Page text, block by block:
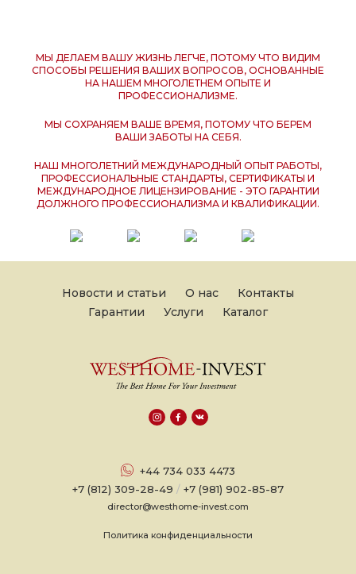
МЫ ДЕЛАЕМ ВАШУ ЖИЗНЬ ЛЕГЧЕ, ПОТОМУ ЧТО ВИДИМ
СПОСОБЫ РЕШЕНИЯ ВАШИХ ВОПРОСОВ, ОСНОВАННЫЕ
НА НАШЕМ МНОГОЛЕТНЕМ ОПЫТЕ И
ПРОФЕССИОНАЛИЗМЕ.
МЫ СОХРАНЯЕМ ВАШЕ ВРЕМЯ, ПОТОМУ ЧТО БЕРЕМ
ВАШИ ЗАБОТЫ НА СЕБЯ.
НАШ МНОГОЛЕТНИЙ МЕЖДУНАРОДНЫЙ ОПЫТ РАБОТЫ,
ПРОФЕССИОНАЛЬНЫЕ СТАНДАРТЫ, СЕРТИФИКАТЫ И
МЕЖДУНАРОДНОЕ ЛИЦЕНЗИРОВАНИЕ - ЭТО ГАРАНТИИ
ДОЛЖНОГО ПРОФЕССИОНАЛИЗМА И КВАЛИФИКАЦИИ.
Новости и статьи О нас
Контакты
Гарантии
Услуги Каталог
+44 734 033 4473
+7 (812) 309-28-49 / +7 (981) 902-85-87
director@westhome-invest.com
Политика конфиденциальности